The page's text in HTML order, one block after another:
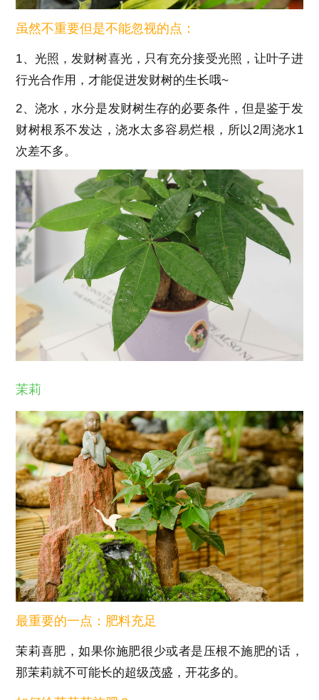
虽然不重要但是不能忽视的点：
1、光照，发财树喜光，只有充分接受光照，让叶子进
行光合作用，才能促进发财树的生长哦~
2、浇水，水分是发财树生存的必要条件，但是鉴于发
财树根系不发达，浇水太多容易烂根，所以2周浇水1
次差不多。
茉莉
最重要的一点：肥料充足
茉莉喜肥，如果你施肥很少或者是压根不施肥的话，
那茉莉就不可能长的超级茂盛，开花多的。